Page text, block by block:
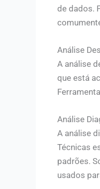
de dados.
Análise
A análise
que está
Análise
A análise
Técnicas
padrões.
usados